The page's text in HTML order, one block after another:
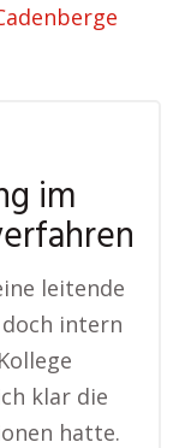
im
leitende
intern
klar die
hatte.